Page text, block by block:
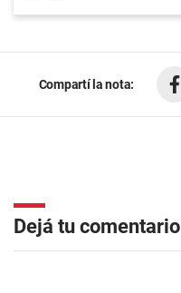
Compartí la nota:
Dejá tu comentario